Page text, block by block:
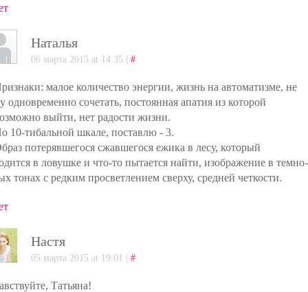
Наталья
06 марта 2015 at 14:35 | #
малое количество энергии, жизнь на автоматизме, не
одновременно сочетать, постоянная апатия из которой
выйти, нет радости жизни.
10-тибальной шкале, поставлю - 3.
потерявшегося сжавшегося ежика в лесу, который
в ловушке и что-то пытается найти, изображение в темно-
тонах с редким просветлением сверху, средней четкости.
Настя
05 марта 2015 at 19:01 | #
Татьяна!